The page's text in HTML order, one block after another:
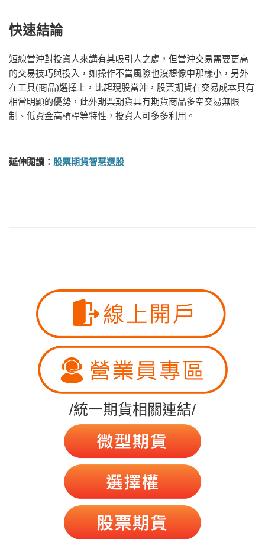
快速結論
短線當沖對投資人來講有其吸引人之處，但當沖交易需要更高
的交易技巧與投入，如操作不當風險也沒想像中那樣小，另外
在工具(商品)選擇上，比起現股當沖，股票期貨在交易成本具有
相當明顯的優勢，此外期票期貨具有期貨商品多空交易無限
制、低資金高槓桿等特性，投資人可多多利用。
延伸閱讀： 股票期貨智慧選股
/統一期貨相關連結/